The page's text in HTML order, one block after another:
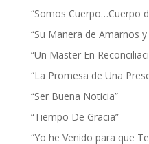
“Somos Cuerpo…Cuerpo
“Su Manera de Amarnos
“Un Master En
“La Promesa de Una
“Ser Buena Noticia”
“Tiempo De Gracia”
“Yo he Venido para que